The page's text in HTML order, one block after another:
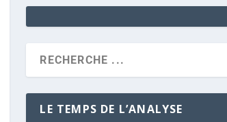
LE TEMPS DE L’ANALYSE